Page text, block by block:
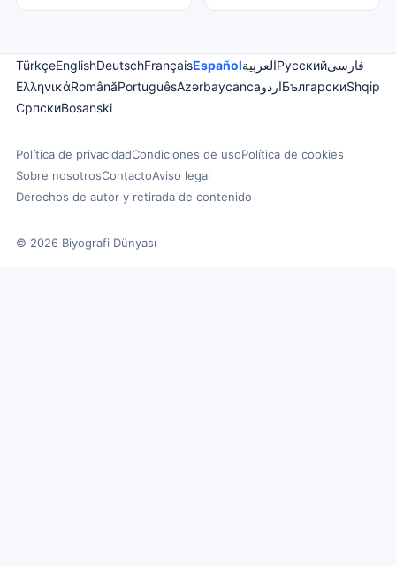
TürkçeEnglishDeutschFrançaisEspañolالعربيةРусскийفارسی
ΕλληνικάRomânăPortuguêsAzərbaycancaاردوБългарскиShqip
СрпскиBosanski
Política de privacidadCondiciones de usoPolítica de cookies
Sobre nosotrosContactoAviso legal
Derechos de autor y retirada de contenido
© 2026 Biyografi Dünyası